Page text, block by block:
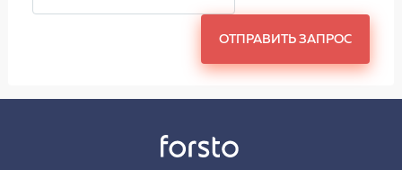
ОТПРАВИТЬ ЗАПРОС